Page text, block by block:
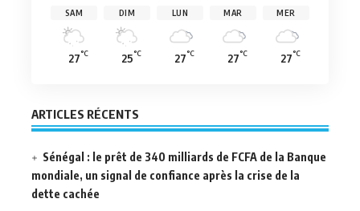
SAM
27°C
DIM
25°C
LUN
27°C
MAR
27°C
MER
27°C
ARTICLES RÉCENTS
Sénégal : le prêt de 340 milliards de FCFA de la Banque
mondiale, un signal de confiance après la crise de la
dette cachée